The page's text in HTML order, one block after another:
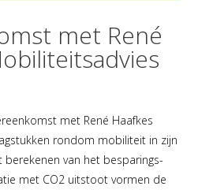
met René
met René Haafkes
rondom mobiliteit in zijn
van het besparings-
met CO2 uitstoot vormen de